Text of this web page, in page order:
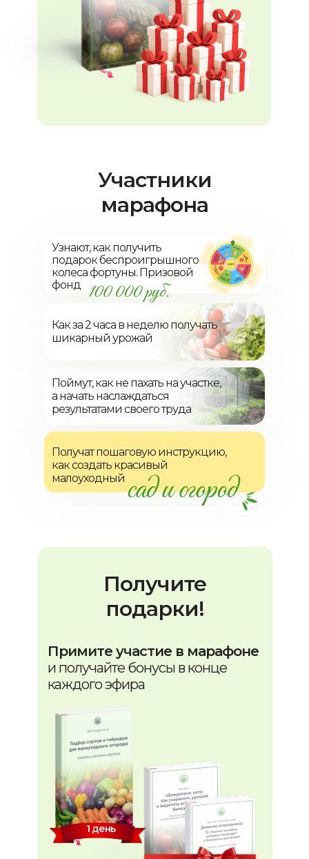
Участники
марафона
Узнают, как получить
подарок беспроигрышного
колеса фортуны. Призовой
фонд
Поймут, как не пахать на участке,
а начать наслаждаться
результатами своего труда
Как за 2 часа в неделю получать
шикарный урожай
Получат пошаговую инструкцию,
как создать красивый
малоуходный
Получите
подарки!
Примите участие в марафоне
и получайте бонусы в конце
каждого эфира
1 день